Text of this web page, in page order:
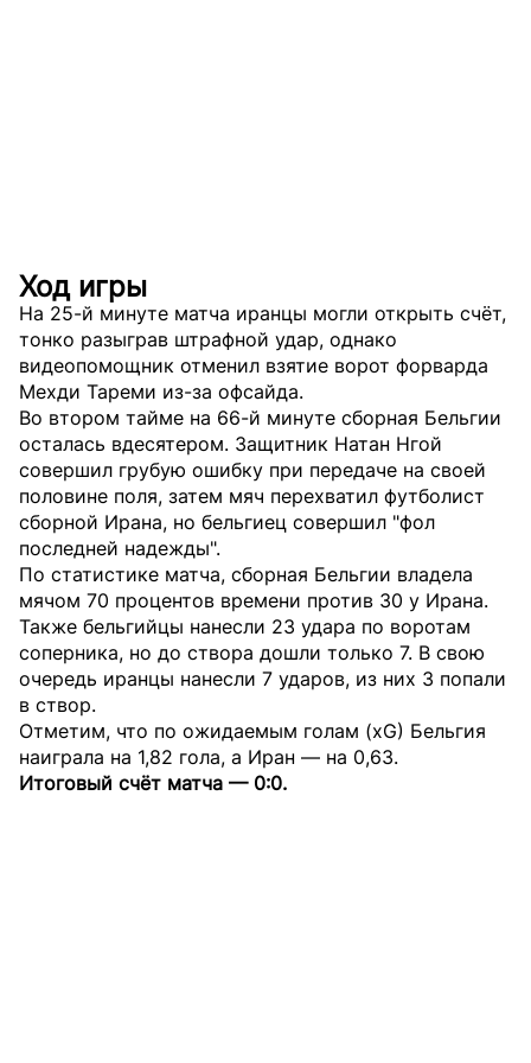
Ход игры
На 25-й минуте матча иранцы могли открыть счёт,
тонко разыграв штрафной удар, однако
видеопомощник отменил взятие ворот форварда
Мехди Тареми из-за офсайда.
Во втором тайме на 66-й минуте сборная Бельгии
осталась вдесятером. Защитник Натан Нгой
совершил грубую ошибку при передаче на своей
половине поля, затем мяч перехватил футболист
сборной Ирана, но бельгиец совершил "фол
последней надежды".
По статистике матча, сборная Бельгии владела
мячом 70 процентов времени против 30 у Ирана.
Также бельгийцы нанесли 23 удара по воротам
соперника, но до створа дошли только 7. В свою
очередь иранцы нанесли 7 ударов, из них 3 попали
в створ.
Отметим, что по ожидаемым голам (xG) Бельгия
наиграла на 1,82 гола, а Иран — на 0,63.
Итоговый счёт матча — 0:0.